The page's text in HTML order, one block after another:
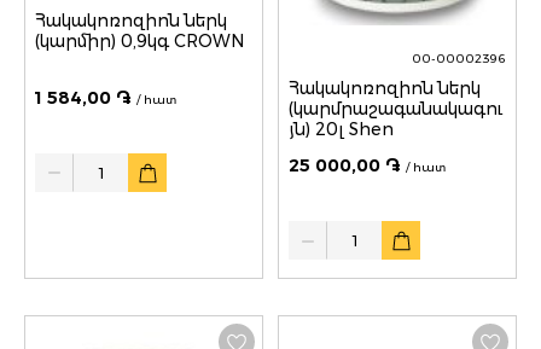
Հակակոռոզիոն ներկ
(կարմիր) 0,9կգ CROWN
1 584,00 ֏ / հատ
Quantity
00-00002396
Հակակոռոզիոն ներկ
(կարմրաշագանակագու
յն) 20լ Shen
25 000,00 ֏ / հատ